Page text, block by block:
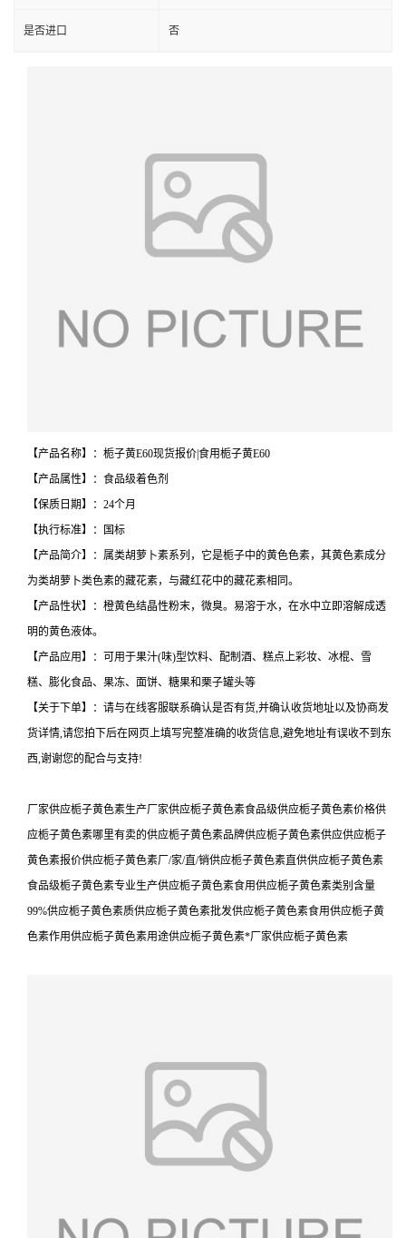
是否进口 否
【产品名称】：栀子黄E60现货报价|食用栀子黄E60
【产品属性】：食品级着色剂
【保质日期】：24个月
【执行标准】：国标
【产品简介】：属类胡萝卜素系列，它是栀子中的黄色色素，其黄色素成分
为类胡萝卜类色素的藏花素，与藏红花中的藏花素相同。
【产品性状】：橙黄色结晶性粉末，微臭。易溶于水，在水中立即溶解成透
明的黄色液体。
【产品应用】：可用于果汁(味)型饮料、配制酒、糕点上彩妆、冰棍、雪
糕、膨化食品、果冻、面饼、糖果和栗子罐头等
【关于下单】：请与在线客服联系确认是否有货,并确认收货地址以及协商发
货详情,请您拍下后在网页上填写完整准确的收货信息,避免地址有误收不到东
西,谢谢您的配合与支持!
厂家供应栀子黄色素生产厂家供应栀子黄色素食品级供应栀子黄色素价格供
应栀子黄色素哪里有卖的供应栀子黄色素品牌供应栀子黄色素供应供应栀子
黄色素报价供应栀子黄色素厂/家/直/销供应栀子黄色素直供供应栀子黄色素
食品级栀子黄色素专业生产供应栀子黄色素食用供应栀子黄色素类别含量
99%供应栀子黄色素质供应栀子黄色素批发供应栀子黄色素食用供应栀子黄
色素作用供应栀子黄色素用途供应栀子黄色素*厂家供应栀子黄色素